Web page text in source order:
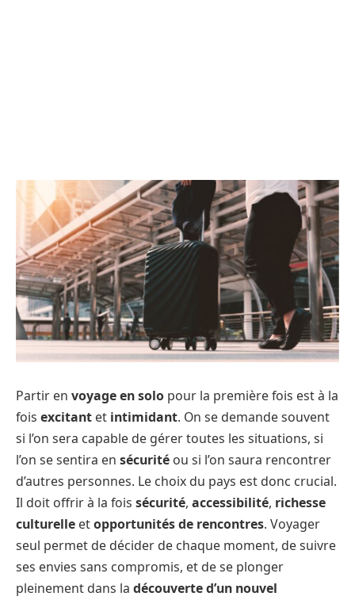
Partir en voyage en solo pour la première fois est à la
fois excitant et intimidant. On se demande souvent
si l’on sera capable de gérer toutes les situations, si
l’on se sentira en sécurité ou si l’on saura rencontrer
d’autres personnes. Le choix du pays est donc crucial.
Il doit offrir à la fois sécurité, accessibilité, richesse
culturelle etopportunités de rencontres. Voyager
seul permet de décider de chaque moment, de suivre
ses envies sans compromis, et de se plonger
pleinement dans la découverte d’un nouvel